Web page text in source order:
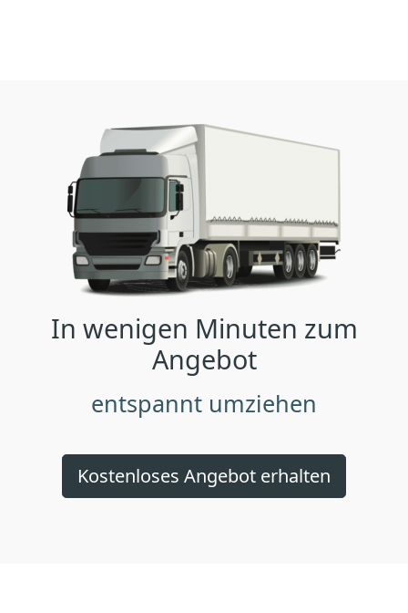
In wenigen Minuten zum
Angebot
entspannt umziehen
Kostenloses Angebot erhalten